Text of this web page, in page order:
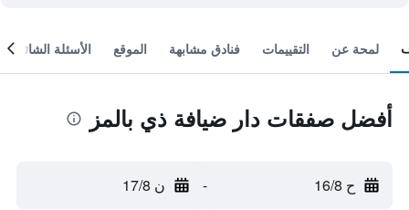
لمحة عن التقييمات فنادق مشابهة الموقع الأسئلة الشائعة
أفضل صفقات دار ضيافة ذي بالمز
ح 16/8 - ن 17/8